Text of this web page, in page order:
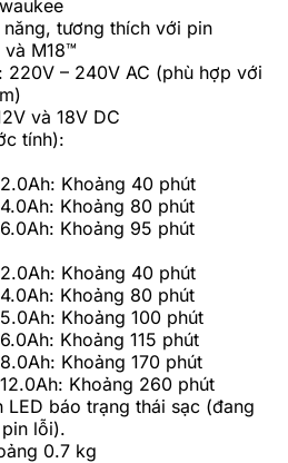
tương thích với pin
M18™
220V – 240V AC (phù hợp với
và 18V DC
tính):
Khoảng 40 phút
Khoảng 80 phút
Khoảng 95 phút
Khoảng 40 phút
Khoảng 80 phút
Khoảng 100 phút
Khoảng 115 phút
Khoảng 170 phút
Khoảng 260 phút
báo trạng thái sạc (đang
lỗi).
0.7 kg